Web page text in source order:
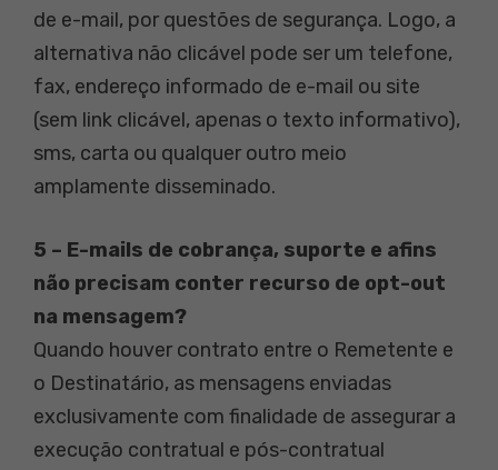
de e-mail, por questões de segurança. Logo, a
alternativa não clicável pode ser um telefone,
fax, endereço informado de e-mail ou site
(sem link clicável, apenas o texto informativo),
sms, carta ou qualquer outro meio
amplamente disseminado.
5 – E-mails de cobrança, suporte e afins
não precisam conter recurso de opt-out
na mensagem?
Quando houver contrato entre o Remetente e
o Destinatário, as mensagens enviadas
exclusivamente com finalidade de assegurar a
execução contratual e pós-contratual